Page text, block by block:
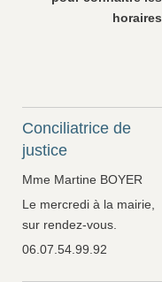
horaires
Conciliatrice de
justice
Mme Martine BOYER
Le mercredi à la mairie,
sur rendez-vous.
06.07.54.99.92